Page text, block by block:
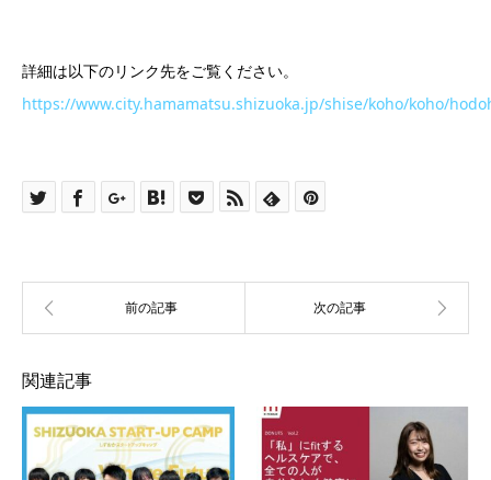
詳細は以下のリンク先をご覧ください。
https://www.city.hamamatsu.shizuoka.jp/shise/koho/koho/
関連記事